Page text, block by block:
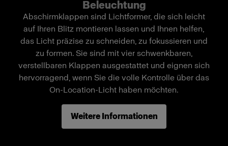
Sie seinen Leuchtwinkel präzise steuern.
Merkmale
Dient zum Steuern und Abschatten des Lichts.
Vier individuell einstellbare Abschirmklappen.
Kompakt und hochwertig.
Beleuchtung
Abschirmklappen sind Lichtformer, die sich leicht
auf Ihren Blitz montieren lassen und Ihnen helfen,
das Licht präzise zu schneiden, zu fokussieren und
zu formen. Sie sind mit vier schwenkbaren,
verstellbaren Klappen ausgestattet und eignen sich
hervorragend, wenn Sie die volle Kontrolle über das
On-Location-Licht haben möchten.
Weitere Informationen